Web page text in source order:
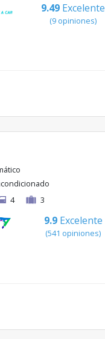
9.49 Excelente
(9 opiniones)
4 3
9.9 Excelente
(541 opiniones)